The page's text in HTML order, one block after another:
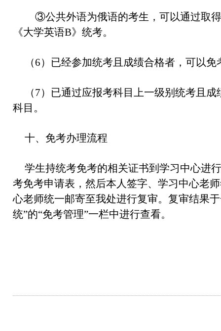
③公共外语为俄语的考生，可以通过取
《大学英语B》统考。
（6）已经参加统考且成绩合格者，可以
（7）已通过应报考科目上一级别统考且
科目。
十、免考办理流程
学生持统考免考的相关证书到学习中心进
考免考申请表，然后本人签字、学习中心老
心老师统一邮寄至我处进行复审。复审结果
统”的“免考管理”一栏中进行查看。